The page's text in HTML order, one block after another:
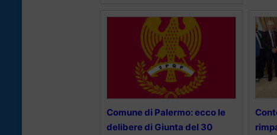
Comune di Palermo: ecco le
delibere di Giunta del 30